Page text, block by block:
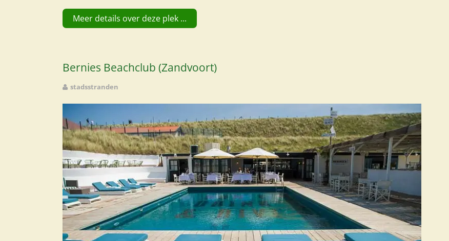
Meer details over deze plek ...
Bernies Beachclub (Zandvoort)
stadsstranden